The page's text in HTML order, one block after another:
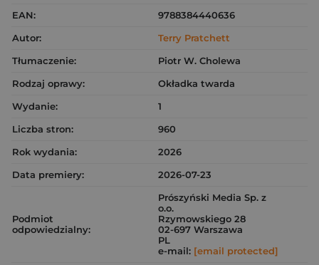
EAN:
9788384440636
Autor:
Terry Pratchett
Tłumaczenie:
Piotr W. Cholewa
Rodzaj oprawy:
Okładka twarda
Wydanie:
1
Liczba stron:
960
Rok wydania:
2026
Data premiery:
2026-07-23
Podmiot
odpowiedzialny:
Prószyński Media Sp. z
o.o.
Rzymowskiego 28
02-697 Warszawa
PL
e-mail: [email protected]